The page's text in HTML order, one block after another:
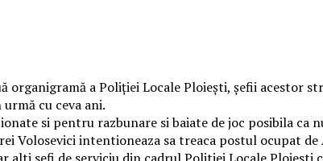
a Poliției Locale Ploiești, șefii acestor
cu ceva ani.
si pentru razbunare si baiate de joc posibila ca
Volosevici intentioneaza sa treaca postul ocupat